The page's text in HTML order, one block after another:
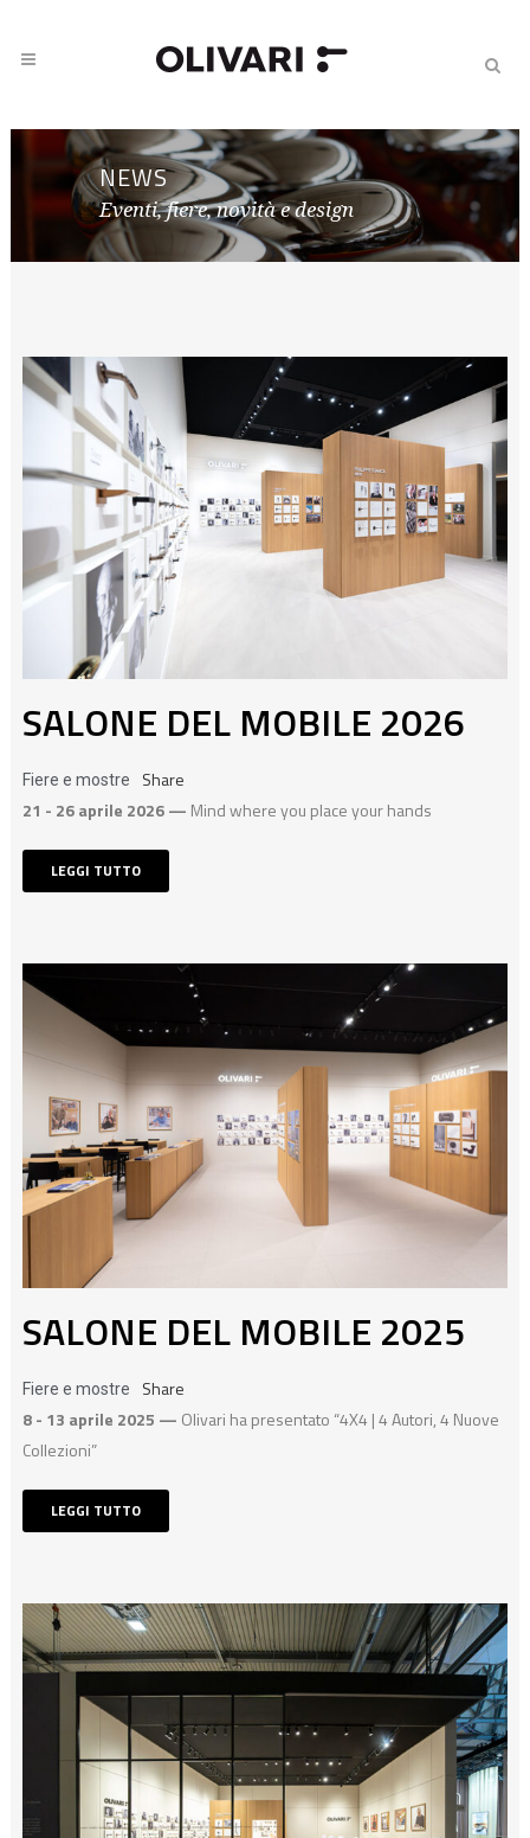
NEWS
Eventi, fiere, novità e design
SALONE DEL MOBILE 2026
Fiere e mostre
Share
21 - 26 aprile 2026 — Mind where you place your hands
LEGGI TUTTO
SALONE DEL MOBILE 2025
Fiere e mostre
Share
8 - 13 aprile 2025 — Olivari ha presentato “4X4 | 4 Autori, 4 Nuove
Collezioni”
LEGGI TUTTO